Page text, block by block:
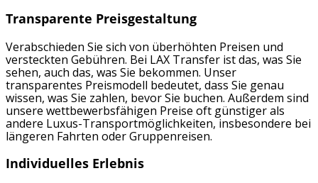
Transparente Preisgestaltung
Verabschieden Sie sich von überhöhten Preisen und
versteckten Gebühren. Bei LAX Transfer ist das, was Sie
sehen, auch das, was Sie bekommen. Unser
transparentes Preismodell bedeutet, dass Sie genau
wissen, was Sie zahlen, bevor Sie buchen. Außerdem sind
unsere wettbewerbsfähigen Preise oft günstiger als
andere Luxus-Transportmöglichkeiten, insbesondere bei
längeren Fahrten oder Gruppenreisen.
Individuelles Erlebnis